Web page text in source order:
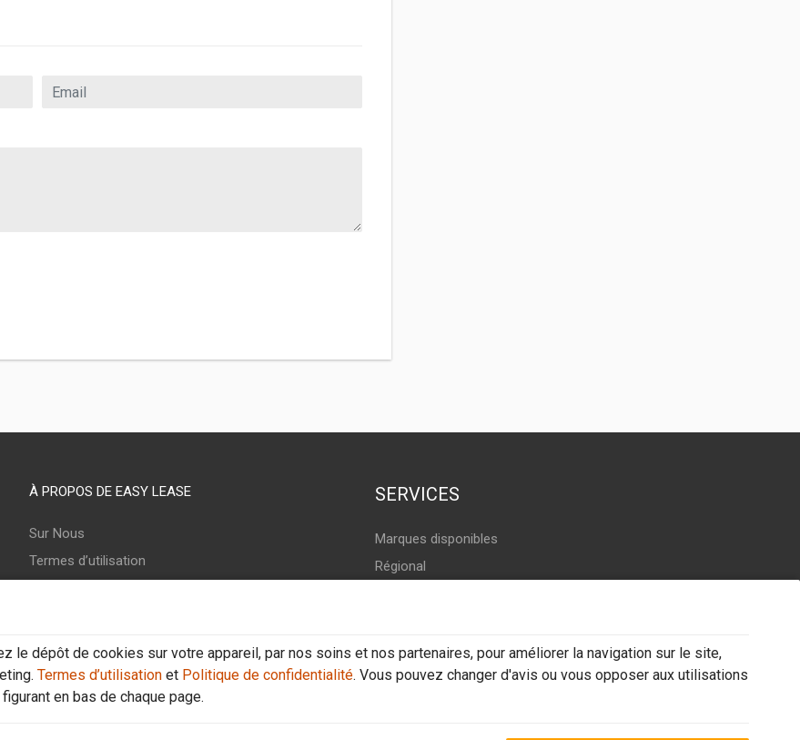
le dépôt de cookies sur votre appareil, par nos soins et nos partenaires, pour améliorer la navigation sur le site,
Termes d’utilisation et Politique de confidentialité. Vous pouvez changer d'avis ou vous opposer aux utilisations
en bas de chaque page.
À PROPOS DE EASY LEASE
Sur Nous
Termes d’utilisation
SERVICES
Marques disponibles
Régional